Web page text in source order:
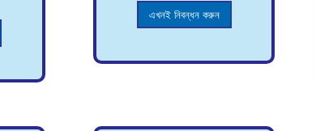
এখনই নিবন্ধন করুন